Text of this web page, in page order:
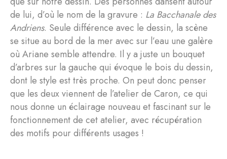
de lui, d’où le nom de la gravure : La Bacchanale des
Andriens. Seule différence avec le dessin, la scène
se situe au bord de la mer avec sur l’eau une galère
où Ariane semble attendre. Il y a juste un bouquet
d’arbres sur la gauche qui évoque le bois du dessin,
dont le style est très proche. On peut donc penser
que les deux viennent de l’atelier de Caron, ce qui
nous donne un éclairage nouveau et fascinant sur le
fonctionnement de cet atelier, avec récupération
des motifs pour différents usages !